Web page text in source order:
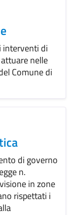
interventi di
nelle
Comune di
di governo
n.
in zone
rispettati i